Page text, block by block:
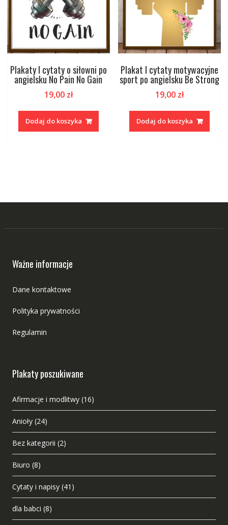
Plakaty I cytaty o siłowni po
angielsku No Pain No Gain
19,00 zł
Dodaj do koszyka
Plakat I cytaty motywacyjne
sport po angielsku Be Strong
19,00 zł
Dodaj do koszyka
Ważne informacje
Dane kontaktowe
Polityka prywatności
Regulamin
Plakaty poszukiwane
Afirmacje i modlitwy (16)
Anioły (24)
Bez kategorii (2)
Biuro (8)
Cytaty i napisy (41)
dla babci (8)